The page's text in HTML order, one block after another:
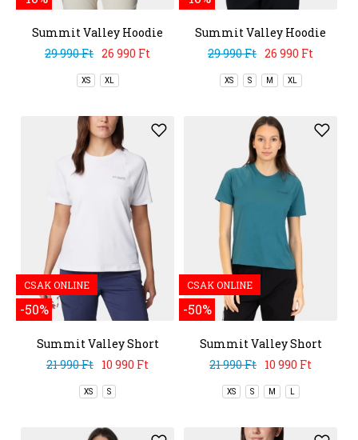
Summit Valley Hoodie
29 990 Ft 26 990 Ft
XS XL
Summit Valley Hoodie
29 990 Ft 26 990 Ft
XS S M XL
CSAK ONLINE
-50%
Summit Valley Short
Sleeve Crew
21 990 Ft 10 990 Ft
XS S
CSAK ONLINE
-50%
Summit Valley Short
Sleeve Crew
21 990 Ft 10 990 Ft
XS S M L